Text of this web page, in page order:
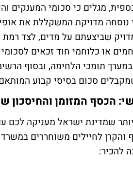
מגלים כי סכומי המענקים
מדויקת המשקללת את
שביצעתם על מדים, לצד
או כלוחמי חוד זכאים לסכומי
תומכי הלחימה, ובסוף
סכום בסיסי קבוע
הכסף המזומן והחיסכון
שמדינת ישראל מעניקה לכם
והקרן לחיילים משוחררים
להכיר: